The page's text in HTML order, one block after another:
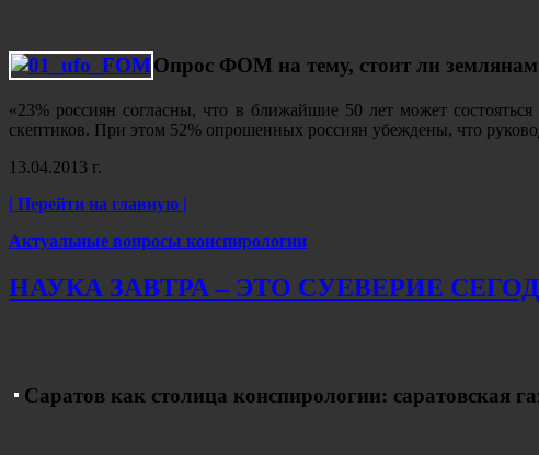
Опрос ФОМ на тему, стоит ли
«23% россиян согласны, что в ближайшие 50 лет может
скептиков. При этом 52% опрошенных россиян убеждены, что
13.04.2013 г.
| Перейти на главную |
Актуальные вопросы конспирологии
НАУКА ЗАВТРА – ЭТО СУЕВЕРИЕ
Саратов как столица конспирологии: саратовская